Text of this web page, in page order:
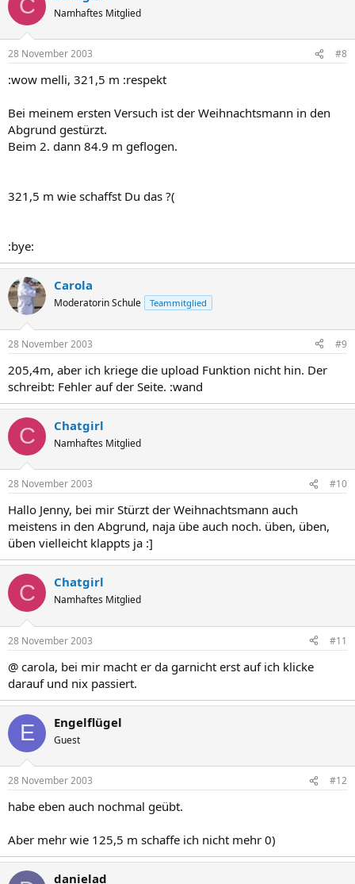
C Namhaftes Mitglied
28 November 2003 #8
:wow melli, 321,5 m :respekt
Bei meinem ersten Versuch ist der Weihnachtsmann in den
Abgrund gestürzt.
Beim 2. dann 84.9 m geflogen.
321,5 m wie schaffst Du das ?(
:bye:
Carola
Moderatorin Schule Teammitglied
28 November 2003 #9
205,4m, aber ich kriege die upload Funktion nicht hin. Der
schreibt: Fehler auf der Seite. :wand
C Chatgirl
Namhaftes Mitglied
28 November 2003 #10
Hallo Jenny, bei mir Stürzt der Weihnachtsmann auch
meistens in den Abgrund, naja übe auch noch. üben, üben,
üben vielleicht klappts ja :]
C Chatgirl
Namhaftes Mitglied
28 November 2003 #11
@ carola, bei mir macht er da garnicht erst auf ich klicke
darauf und nix passiert.
E Engelflügel
Guest
28 November 2003 #12
habe eben auch nochmal geübt.
Aber mehr wie 125,5 m schaffe ich nicht mehr 0)
danielad